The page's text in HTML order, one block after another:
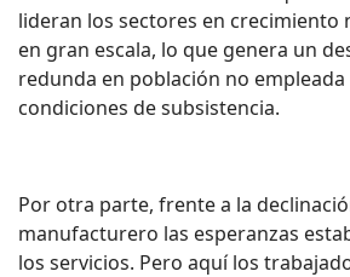
lideran los sectores en crecimiento
en gran escala, lo que genera un
redunda en población no
condiciones de subsistencia.
Por otra parte, frente a la
manufacturero las esperanzas
los servicios. Pero aquí los